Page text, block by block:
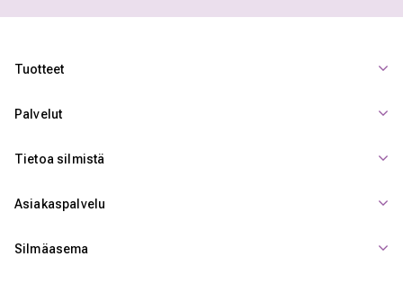
Tuotteet
Palvelut
Tietoa silmistä
Asiakaspalvelu
Silmäasema